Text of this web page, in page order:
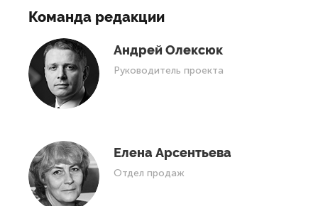
Команда редакции
Андрей Олексюк
Руководитель проекта
Елена Арсентьева
Отдел продаж